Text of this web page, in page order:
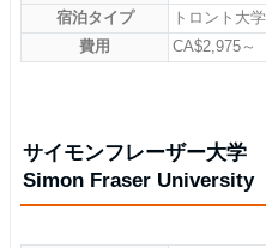
宿泊タイプ
トロント大
費用
CA$2,975～
サイモンフレーザー大学
Simon Fraser University